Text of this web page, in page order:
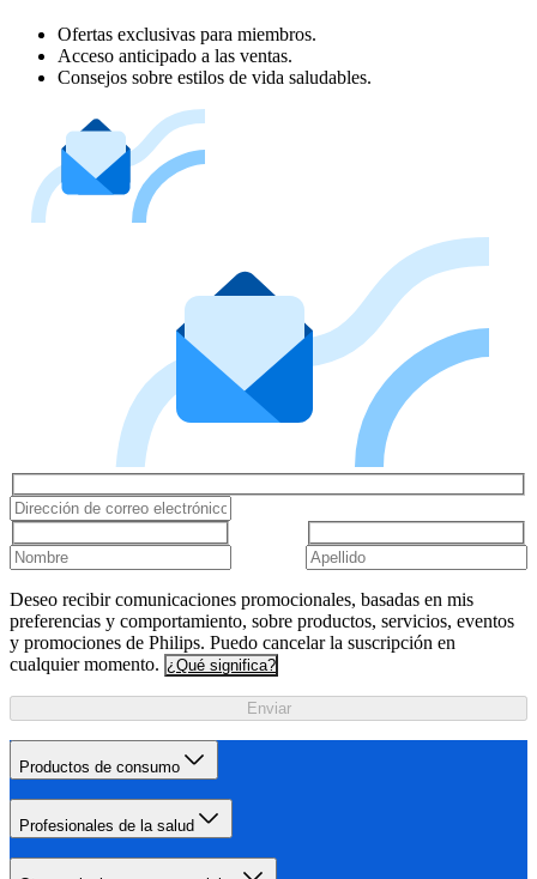
Ofertas exclusivas para miembros.
Acceso anticipado a las ventas.
Consejos sobre estilos de vida saludables.
Deseo recibir comunicaciones promocionales, basadas en mis
preferencias y comportamiento, sobre productos, servicios, eventos
y promociones de Philips. Puedo cancelar la suscripción en
cualquier momento. ¿Qué significa?
Enviar
Productos de consumo
Profesionales de la salud